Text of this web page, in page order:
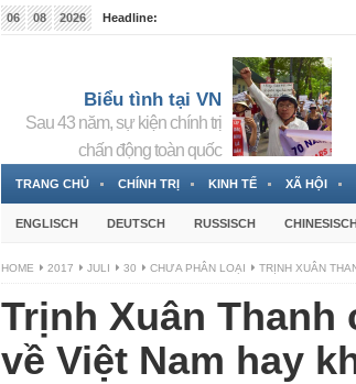
06 08 2026
Headline:
Biểu tình tại VN
Sau 43 năm, sự kiện chính trị
chấn động toàn quốc
TRANG CHỦ CHÍNH TRỊ KINH TẾ XÃ HỘI
ENGLISCH DEUTSCH RUSSISCH
HOME 2017 JULI 30 CHƯA PHÂN LOẠI TRỊNH XUÂN
Trịnh Xuân Thanh
về Việt Nam hay